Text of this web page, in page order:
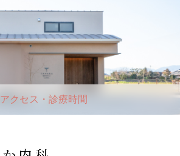
アクセス・診療時間